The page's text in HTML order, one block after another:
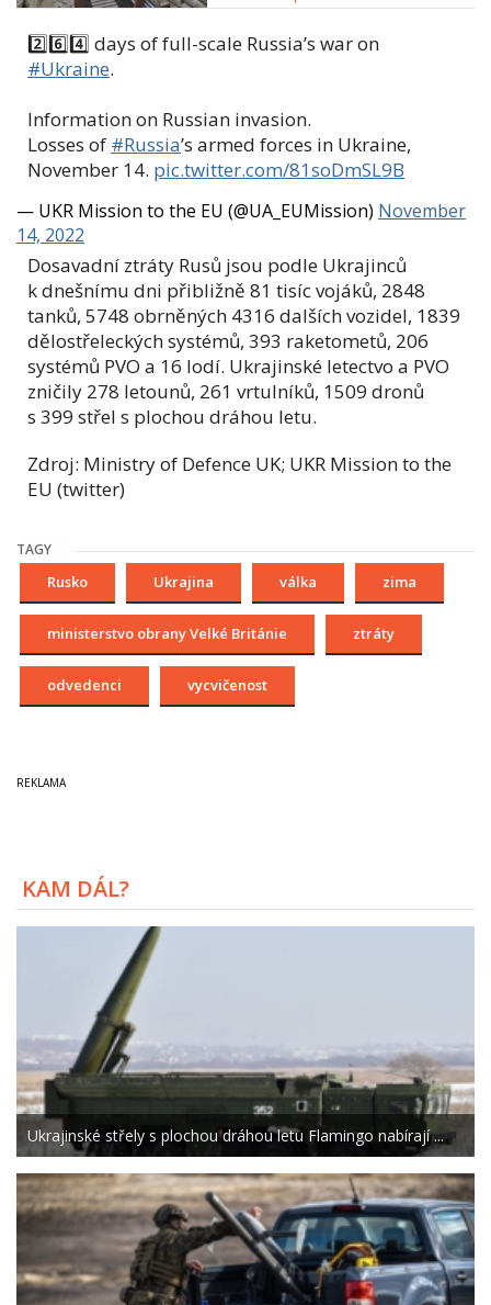
2️⃣6️⃣4️⃣ days of full-scale Russia’s war on
#Ukraine.
Information on Russian invasion.
Losses of #Russia’s armed forces in Ukraine,
November 14. pic.twitter.com/81soDmSL9B
— UKR Mission to the EU (@UA_EUMission) November
14, 2022
Dosavadní ztráty Rusů jsou podle Ukrajinců
k dnešnímu dni přibližně 81 tisíc vojáků, 2848
tanků, 5748 obrněných 4316 dalších vozidel, 1839
dělostřeleckých systémů, 393 raketometů, 206
systémů PVO a 16 lodí. Ukrajinské letectvo a PVO
zničily 278 letounů, 261 vrtulníků, 1509 dronů
s 399 střel s plochou dráhou letu.
Zdroj: Ministry of Defence UK; UKR Mission to the
EU (twitter)
TAGY
Rusko Ukrajina válka zima
ministerstvo obrany Velké Británie ztráty
odvedenci vycvičenost
KAM DÁL?
Ukrajinské střely s plochou dráhou letu Flamingo nabírají ...